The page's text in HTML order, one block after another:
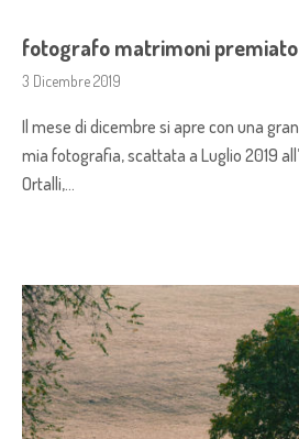
fotografo matrimoni
3 Dicembre 2019
Il mese di dicembre si apre con una
mia fotografia, scattata a Luglio 2019
Ortalli,…